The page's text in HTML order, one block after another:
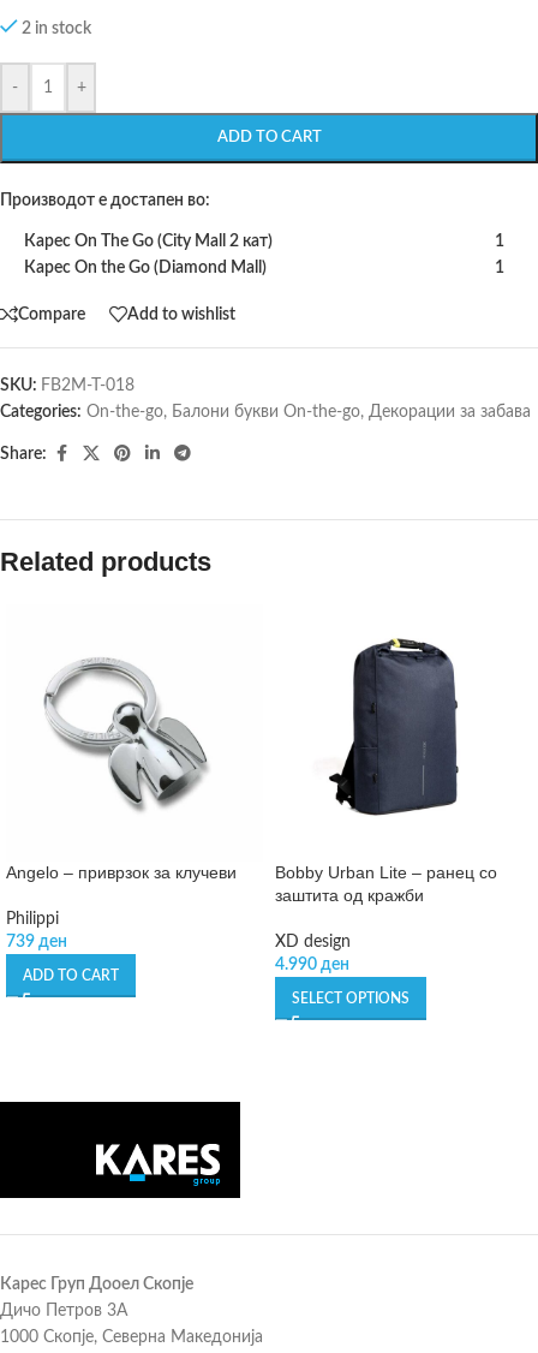
2 in stock
- +
ADD TO CART
Производот е достапен во:
Карес On The Go (City Mall 2 кат)
1
Карес On the Go (Diamond Mall)
1
Compare Add to wishlist
SKU: FB2M-T-018
Categories: On-the-go, Балони букви On-the-go, Декорации за забава
Share:
Related products
Angelo – приврзок за клучеви
Philippi
739 ден
ADD TO CART
Bobby Urban Lite – ранец со
заштита од кражби
XD design
4.990 ден
SELECT OPTIONS
Карес Груп Дооел Скопје
Дичо Петров 3А
1000 Скопје, Северна Македонија